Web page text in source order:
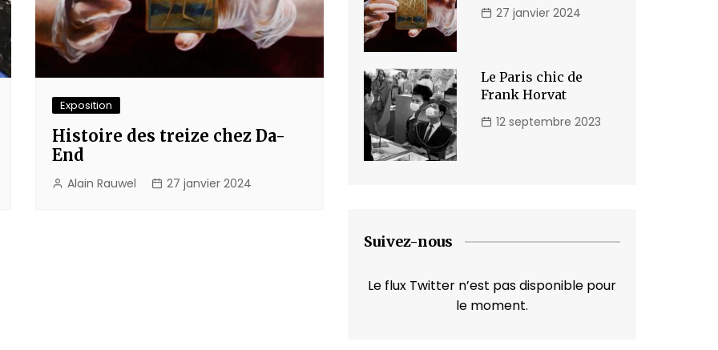
Exposition
Histoire des treize chez Da-
End
Alain Rauwel 27 janvier 2024
27 janvier 2024
Le Paris chic de
Frank Horvat
12 septembre 2023
Suivez-nous
Le flux Twitter n’est pas disponible pour
le moment.